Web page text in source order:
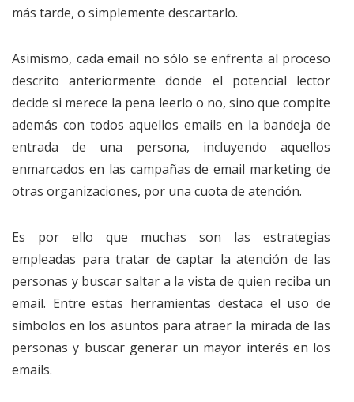
más tarde, o simplemente descartarlo.
Asimismo, cada email no sólo se enfrenta al proceso
descrito anteriormente donde el potencial lector
decide si merece la pena leerlo o no, sino que compite
además con todos aquellos emails en la bandeja de
entrada de una persona, incluyendo aquellos
enmarcados en las campañas de email marketing de
otras organizaciones, por una cuota de atención.
Es por ello que muchas son las estrategias
empleadas para tratar de captar la atención de las
personas y buscar saltar a la vista de quien reciba un
email. Entre estas herramientas destaca el uso de
símbolos en los asuntos para atraer la mirada de las
personas y buscar generar un mayor interés en los
emails.